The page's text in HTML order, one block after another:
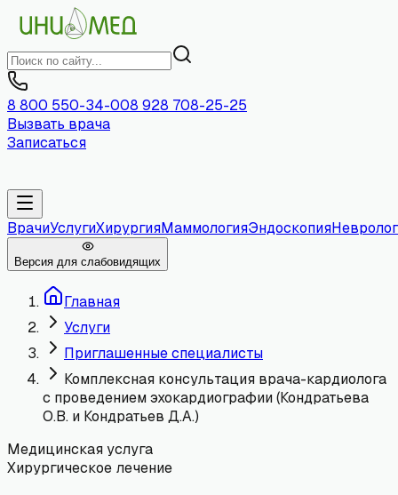
8 800 550-34-008 928 708-25-25
Вызвать врача
Записаться
ВрачиУслугиХирургияМаммологияЭндоскопия
Версия для слабовидящих
Главная
Услуги
Приглашенные специалисты
Комплексная консультация врача-кардиолога
с проведением эхокардиографии (Кондратьева
О.В. и Кондратьев Д.А.)
Медицинская услуга
Хирургическое лечение